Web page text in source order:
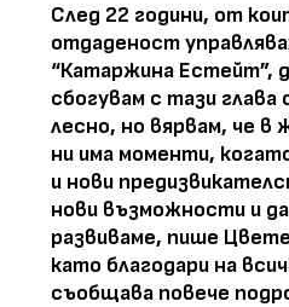
След 22 години, от
отдаденост
“Катаржина Естейт”,
сбогувам с тази
лесно, но вярвам, че в
ни има моменти,
и нови
нови възможности и
развиваме, пише
като благодари на
съобщава повече